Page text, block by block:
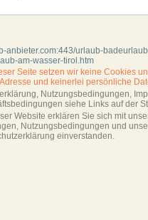
anbieter.com:443/urlaub-
am-wasser-tirol.htm
Seite setzen wir keine Cookies
und keinerlei persönliche
Nutzungsbedingungen,
siehe Links auf der
Website erklären Sie sich mit
Nutzungsbedingungen und
einverstanden.